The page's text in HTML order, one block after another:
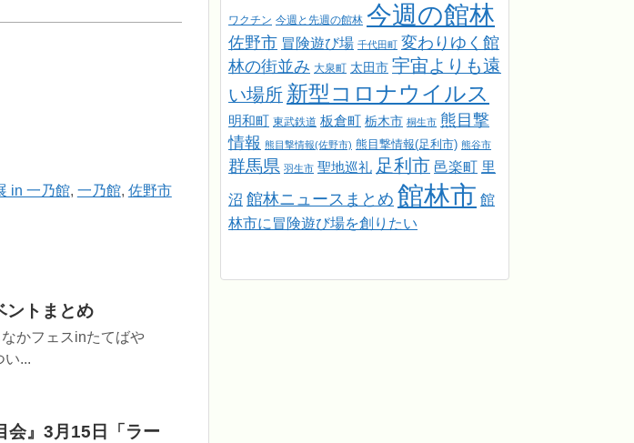
in 一乃館, 一乃館, 佐野市
ントまとめ
かフェスinたてばや
い...
会』3月15日「ラー
ワクチン 今週と先週の館林 今週の館林
佐野市 冒険遊び場 千代田町
変わりゆく館
林の街並み 大泉町 太田市 宇宙よりも遠
い場所 新型コロナウイルス
明和町 東武鉄道 板倉町 栃木市 桐生市 熊目撃
情報 熊目撃情報(佐野市) 熊目撃情報(足利市) 熊谷市
群馬県 羽生市 聖地巡礼 足利市 邑楽町 里
沼 館林ニュースまとめ 館林市 館
林市に冒険遊び場を創りたい